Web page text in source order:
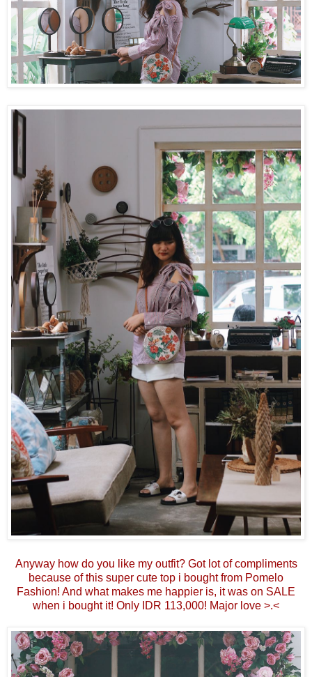
Anyway how do you like my outfit? Got lot of compliments
because of this super cute top i bought from Pomelo
Fashion! And what makes me happier is, it was on SALE
when i bought it! Only IDR 113,000! Major love >.<